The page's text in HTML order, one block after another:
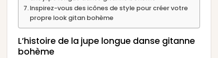
Inspirez-vous des icônes de style pour créer votre
propre look gitan bohème
L’histoire de la jupe longue danse gitanne
bohème